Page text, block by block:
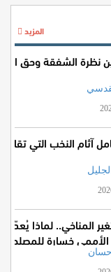
المزيد
ألا يغض العالم
وخسارة المواقف